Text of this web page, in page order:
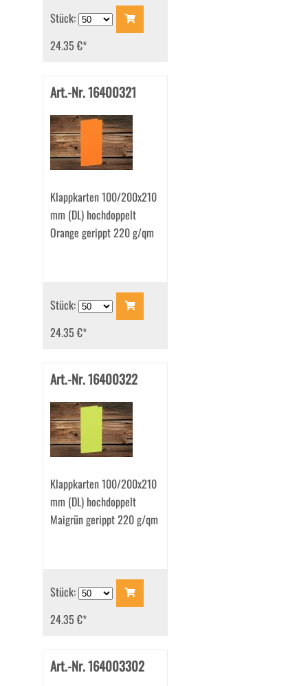
Stück:
24.35 €*
Art.-Nr. 16400321
Klappkarten 100/200x210
mm (DL) hochdoppelt
Orange gerippt 220 g/qm
Stück:
24.35 €*
Art.-Nr. 16400322
Klappkarten 100/200x210
mm (DL) hochdoppelt
Maigrün gerippt 220 g/qm
Stück:
24.35 €*
Art.-Nr. 164003302